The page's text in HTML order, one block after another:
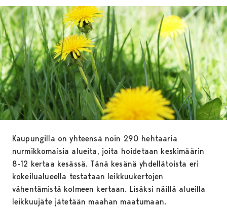
Kaupungilla on yhteensä noin 290 hehtaaria
nurmikkomaisia alueita, joita hoidetaan keskimäärin
8-12 kertaa kesässä. Tänä kesänä yhdellätoista eri
kokeilualueella testataan leikkuukertojen
vähentämistä kolmeen kertaan. Lisäksi näillä alueilla
leikkuujäte jätetään maahan maatumaan.